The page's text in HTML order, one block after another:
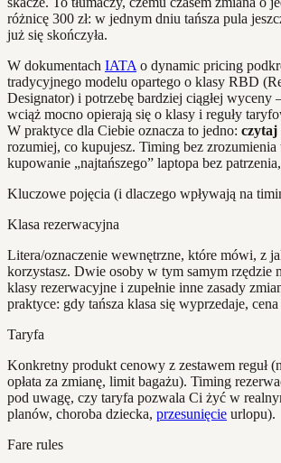
różnicę 300 zł: w jednym dniu tańsza pula
już się skończyła.
W dokumentach IATA o dynamic pricing
tradycyjnego modelu opartego o klasy RBD
Designator) i potrzebę bardziej ciągłej
wciąż mocno opierają się o klasy i reguły
W praktyce dla Ciebie oznacza to jedno:
rozumiej, co kupujesz. Timing bez
kupowanie „najtańszego” laptopa bez
Kluczowe pojęcia (i dlaczego wpływają na
Klasa rezerwacyjna
Litera/oznaczenie wewnętrzne, które mówi, z
korzystasz. Dwie osoby w tym samym rzędzie
klasy rezerwacyjne i zupełnie inne zasady
praktyce: gdy tańsza klasa się wyprzedaje,
Taryfa
Konkretny produkt cenowy z zestawem reguł
opłata za zmianę, limit bagażu). Timing
pod uwagę, czy taryfa pozwala Ci żyć w
planów, choroba dziecka, przesunięcie urlopu).
Fare rules